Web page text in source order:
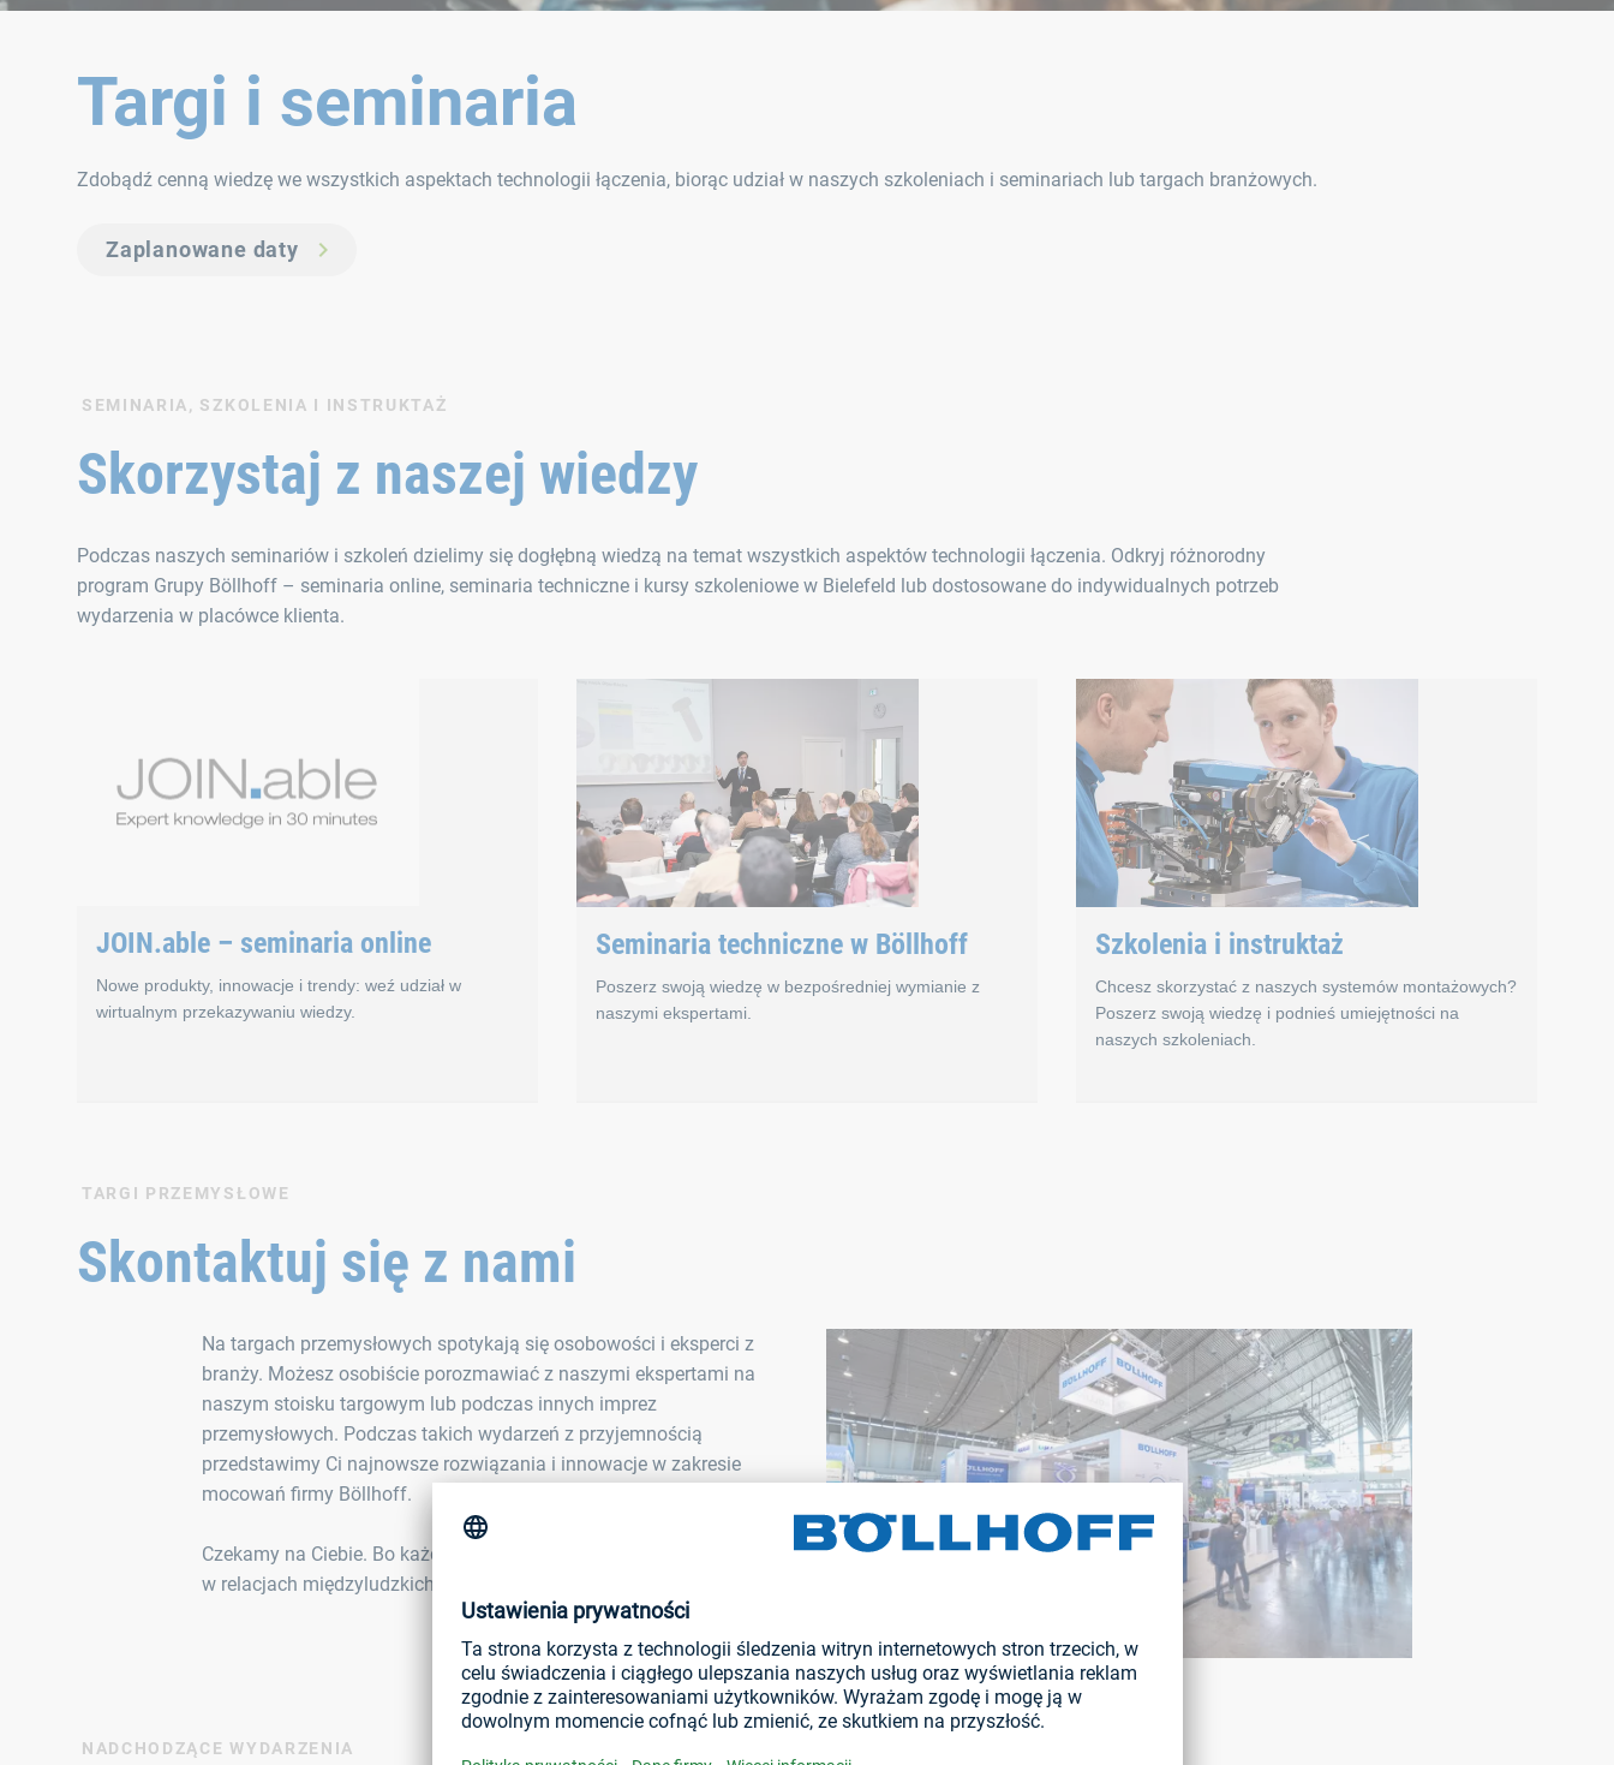
Targi i seminaria
Zdobądź cenną wiedzę we wszystkich aspektach technologii łączenia, biorąc udział w naszych szkoleniach i seminariach lub targach branżowych.
Zaplanowane daty
SEMINARIA, SZKOLENIA I INSTRUKTAŻ
Skorzystaj z naszej wiedzy
Podczas naszych seminariów i szkoleń dzielimy się dogłębną wiedzą na temat wszystkich aspektów technologii łączenia. Odkryj różnorodny
program Grupy Böllhoff – seminaria online, seminaria techniczne i kursy szkoleniowe w Bielefeld lub dostosowane do indywidualnych potrzeb
wydarzenia w placówce klienta.
JOIN.able – seminaria online
Nowe produkty, innowacje i trendy: weź udział w
wirtualnym przekazywaniu wiedzy.
Przekazywanie wiedzy i wymiana zawodowa mogą być skuteczne także wówczas, gdy odbywają się na drodze elektronicznej. To dlatego w 2020 r. uruchomiliśmy serię
Seminaria techniczne w Böllhoff
Poszerz swoją wiedzę w bezpośredniej wymianie z
naszymi ekspertami.
Szkolenia i instruktaż
Chcesz skorzystać z naszych systemów montażowych?
Poszerz swoją wiedzę i podnieś umiejętności na
naszych szkoleniach.
TARGI PRZEMYSŁOWE
Skontaktuj się z nami
Na targach przemysłowych spotykają się osobowości i eksperci z
branży. Możesz osobiście porozmawiać z naszymi ekspertami na
naszym stoisku targowym lub podczas innych imprez
przemysłowych. Podczas takich wydarzeń z przyjemnością
przedstawimy Ci najnowsze rozwiązania i innowacje w zakresie
mocowań firmy Böllhoff.
Czekamy na Ciebie. Bo każde skuteczne połączenie ma swoje źródło
w relacjach międzyludzkich.
NADCHODZĄCE WYDARZENIA